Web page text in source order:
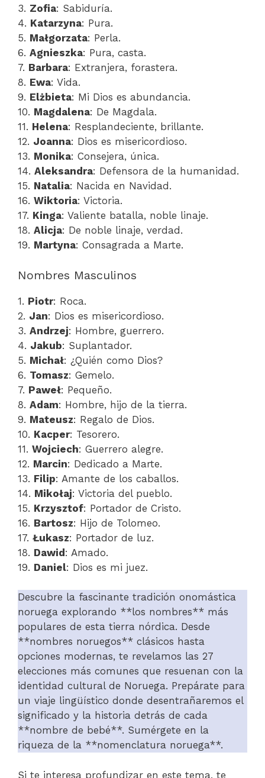
3. Zofia: Sabiduría.
4. Katarzyna: Pura.
5. Małgorzata: Perla.
6. Agnieszka: Pura, casta.
7. Barbara: Extranjera, forastera.
8. Ewa: Vida.
9. Elżbieta: Mi Dios es abundancia.
10. Magdalena: De Magdala.
11. Helena: Resplandeciente, brillante.
12. Joanna: Dios es misericordioso.
13. Monika: Consejera, única.
14. Aleksandra: Defensora de la humanidad.
15. Natalia: Nacida en Navidad.
16. Wiktoria: Victoria.
17. Kinga: Valiente batalla, noble linaje.
18. Alicja: De noble linaje, verdad.
19. Martyna: Consagrada a Marte.
Nombres Masculinos
1. Piotr: Roca.
2. Jan: Dios es misericordioso.
3. Andrzej: Hombre, guerrero.
4. Jakub: Suplantador.
5. Michał: ¿Quién como Dios?
6. Tomasz: Gemelo.
7. Paweł: Pequeño.
8. Adam: Hombre, hijo de la tierra.
9. Mateusz: Regalo de Dios.
10. Kacper: Tesorero.
11. Wojciech: Guerrero alegre.
12. Marcin: Dedicado a Marte.
13. Filip: Amante de los caballos.
14. Mikołaj: Victoria del pueblo.
15. Krzysztof: Portador de Cristo.
16. Bartosz: Hijo de Tolomeo.
17. Łukasz: Portador de luz.
18. Dawid: Amado.
19. Daniel: Dios es mi juez.
Descubre la fascinante tradición onomástica
noruega explorando **los nombres** más
populares de esta tierra nórdica. Desde
**nombres noruegos** clásicos hasta
opciones modernas, te revelamos las 27
elecciones más comunes que resuenan con la
identidad cultural de Noruega. Prepárate para
un viaje lingüístico donde desentrañaremos el
significado y la historia detrás de cada
**nombre de bebé**. Sumérgete en la
riqueza de la **nomenclatura noruega**.
Si te interesa profundizar en este tema, te